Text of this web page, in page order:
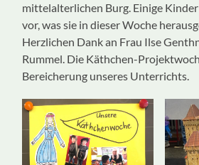
mittelalterlichen Burg. Einige
vor, was sie in dieser Woche
Herzlichen Dank an Frau Ilse
Rummel. Die Käthchen-
Bereicherung unseres Unterrichts.